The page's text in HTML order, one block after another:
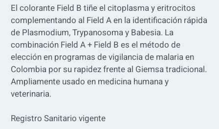
El colorante Field B tiñe el citoplasma y eritrocitos
complementando al Field A en la identificación rápida
de Plasmodium, Trypanosoma y Babesia. La
combinación Field A + Field B es el método de
elección en programas de vigilancia de malaria en
Colombia por su rapidez frente al Giemsa tradicional.
Ampliamente usado en medicina humana y
veterinaria.
Registro Sanitario vigente